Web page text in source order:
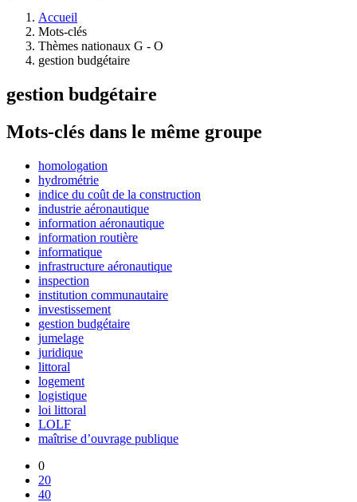
Accueil
Mots-clés
Thèmes nationaux G - O
gestion budgétaire
gestion budgétaire
Mots-clés dans le même groupe
homologation
hydrométrie
indice du coût de la construction
industrie aéronautique
information aéronautique
information routière
informatique
infrastructure aéronautique
inspection
institution communautaire
investissement
gestion budgétaire
jumelage
juridique
littoral
logement
logistique
loi littoral
LOLF
maîtrise d’ouvrage publique
0
20
40